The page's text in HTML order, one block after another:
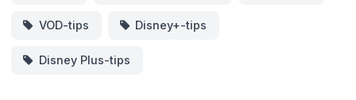
VOD-tips Disney+-tips
Disney Plus-tips